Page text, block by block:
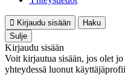
Kirjaudu sisään
Haku
Sulje
Kirjaudu sisään
Voit kirjautua sisään, jos olet
yhteydessä luonut